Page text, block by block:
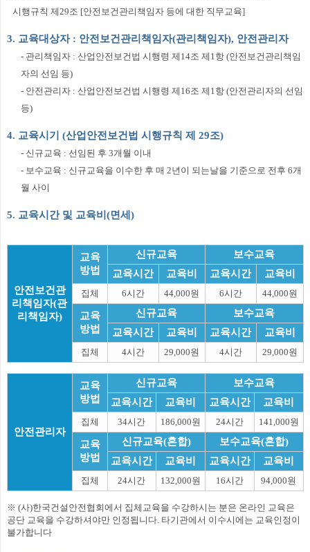
시행규칙 제29조 [안전보건관리책임자 등에 대한 직무교육]
3. 교육대상자 : 안전보건관리책임자(관리책임자), 안전관리자
- 관리책임자 : 산업안전보건법 시행령 제14조 제1항 (안전보건관리책임
자의 선임 등)
- 안전관리자 : 산업안전보건법 시행령 제16조 제1항 (안전관리자의 선임
등)
4. 교육시기 (산업안전보건법 시행규칙 제 29조)
- 신규교육 : 선임된 후 3개월 이내
- 보수교육 : 신규교육을 이수한 후 매 2년이 되는날을 기준으로 전후 6개
월 사이
5. 교육시간 및 교육비(면세)
안전보건관
리책임자(관
리책임자)
교육
방법
신규교육
보수교육
교육시간
교육비 교육시간 교육비
집체 6시간 44,000원 6시간 44,000원
교육
방법
신규교육
보수교육
교육시간
교육비 교육시간 교육비
집체 4시간 29,000원 4시간 29,000원
안전관리자
교육
방법
신규교육
보수교육
교육시간
교육비 교육시간 교육비
집체 34시간 186,000원 24시간 141,000원
교육
방법
신규교육(혼합)
보수교육(혼합)
교육시간
교육비 교육시간 교육비
집체 24시간 132,000원 16시간 94,000원
※ (사)한국건설안전협회에서 집체교육을 수강하시는 분은 온라인 교육은
공단 교육을 수강하셔야만 인정됩니다. 타기관에서 이수시에는 교육인정이
불가합니다